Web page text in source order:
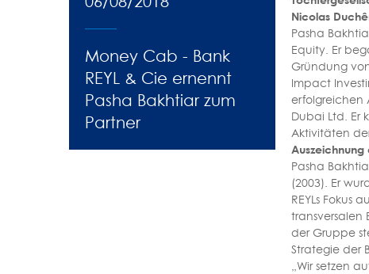
Money Cab - Bank
REYL & Cie ernennt
Pasha Bakhtiar zum
Partner
Nicolas
Pasha
Equity. Er
Gründung
Impact
erfolgreichen
Dubai Ltd. Er
Aktivitäten
Auszeichnung
Pasha
(2003). Er
REYLs Fokus
transversalen
der Gruppe
Strategie der
„Wir setzen